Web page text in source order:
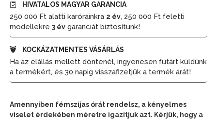
HIVATALOS MAGYAR GARANCIA
250 000 Ft alatti karóráinkra 2 év, 250 000 Ft feletti
modellekre 3 év garanciát biztosítunk!
KOCKÁZATMENTES VÁSÁRLÁS
Ha az elállás mellett döntenél, ingyenesen futárt küldünk
a termékért, és 30 napig visszafizetjük a termék árát!
Amennyiben fémszíjas órát rendelsz, a kényelmes
viselet érdekében méretre igazítjuk azt. Kérjük, hogy a